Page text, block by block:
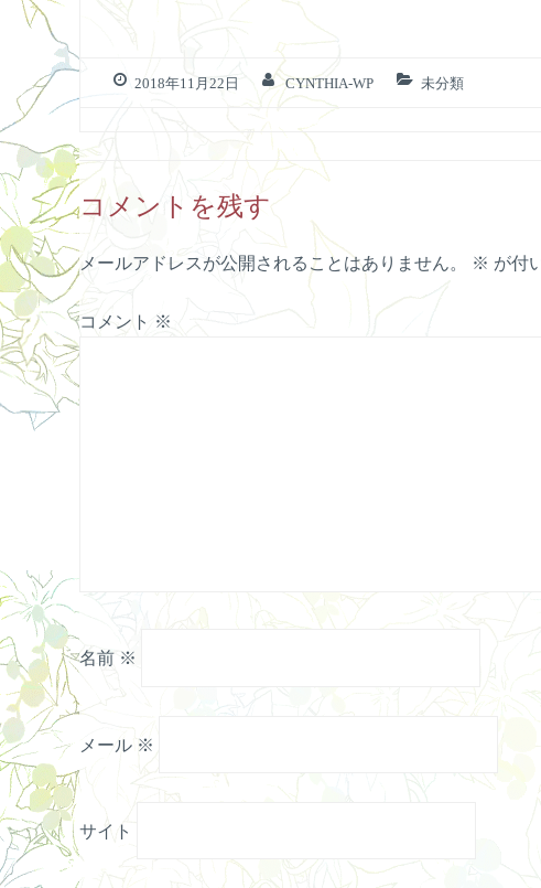
2018年11月22日 CYNTHIA-WP 未分類
コメントを残す
メールアドレスが公開されることはありません。 ※ が付
コメント ※
名前 ※
メール ※
サイト